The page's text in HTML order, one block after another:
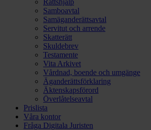
Rättshjälp
Samboavtal
Samäganderättsavtal
Servitut och arrende
Skatterätt
Skuldebrev
Testamente
Vita Arkivet
Vårdnad, boende och umgänge
Äganderättsförklaring
Äktenskapsförord
Överlåtelseavtal
Prislista
Våra kontor
Fråga Digitala Juristen